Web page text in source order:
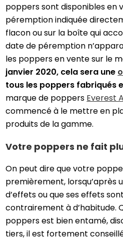
poppers sont disponibles en
péremption indiquée
flacon ou sur la boîte qui
date de péremption
les poppers en vente sur le
janvier 2020, cela sera une
tous les poppers fabriqués
marque de poppers Everest
commencé à le mettre en
produits de la gamme.
Votre poppers ne fait
On peut dire que votre
premièrement, lorsqu’après
d’effets ou que ses effets
contrairement à d’habitude.
poppers est bien entamé,
tiers, il est fortement